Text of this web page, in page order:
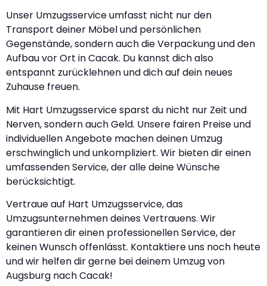
Unser Umzugsservice umfasst nicht nur den
Transport deiner Möbel und persönlichen
Gegenstände, sondern auch die Verpackung und den
Aufbau vor Ort in Cacak. Du kannst dich also
entspannt zurücklehnen und dich auf dein neues
Zuhause freuen.
Mit Hart Umzugsservice sparst du nicht nur Zeit und
Nerven, sondern auch Geld. Unsere fairen Preise und
individuellen Angebote machen deinen Umzug
erschwinglich und unkompliziert. Wir bieten dir einen
umfassenden Service, der alle deine Wünsche
berücksichtigt.
Vertraue auf Hart Umzugsservice, das
Umzugsunternehmen deines Vertrauens. Wir
garantieren dir einen professionellen Service, der
keinen Wunsch offenlässt. Kontaktiere uns noch heute
und wir helfen dir gerne bei deinem Umzug von
Augsburg nach Cacak!